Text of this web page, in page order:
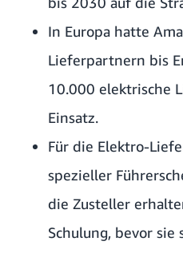
In Europa hatte
Lieferpartnern bis
10.000 elektrische
Einsatz.
Für die Elektro-
spezieller
die Zusteller
Schulung, bevor sie